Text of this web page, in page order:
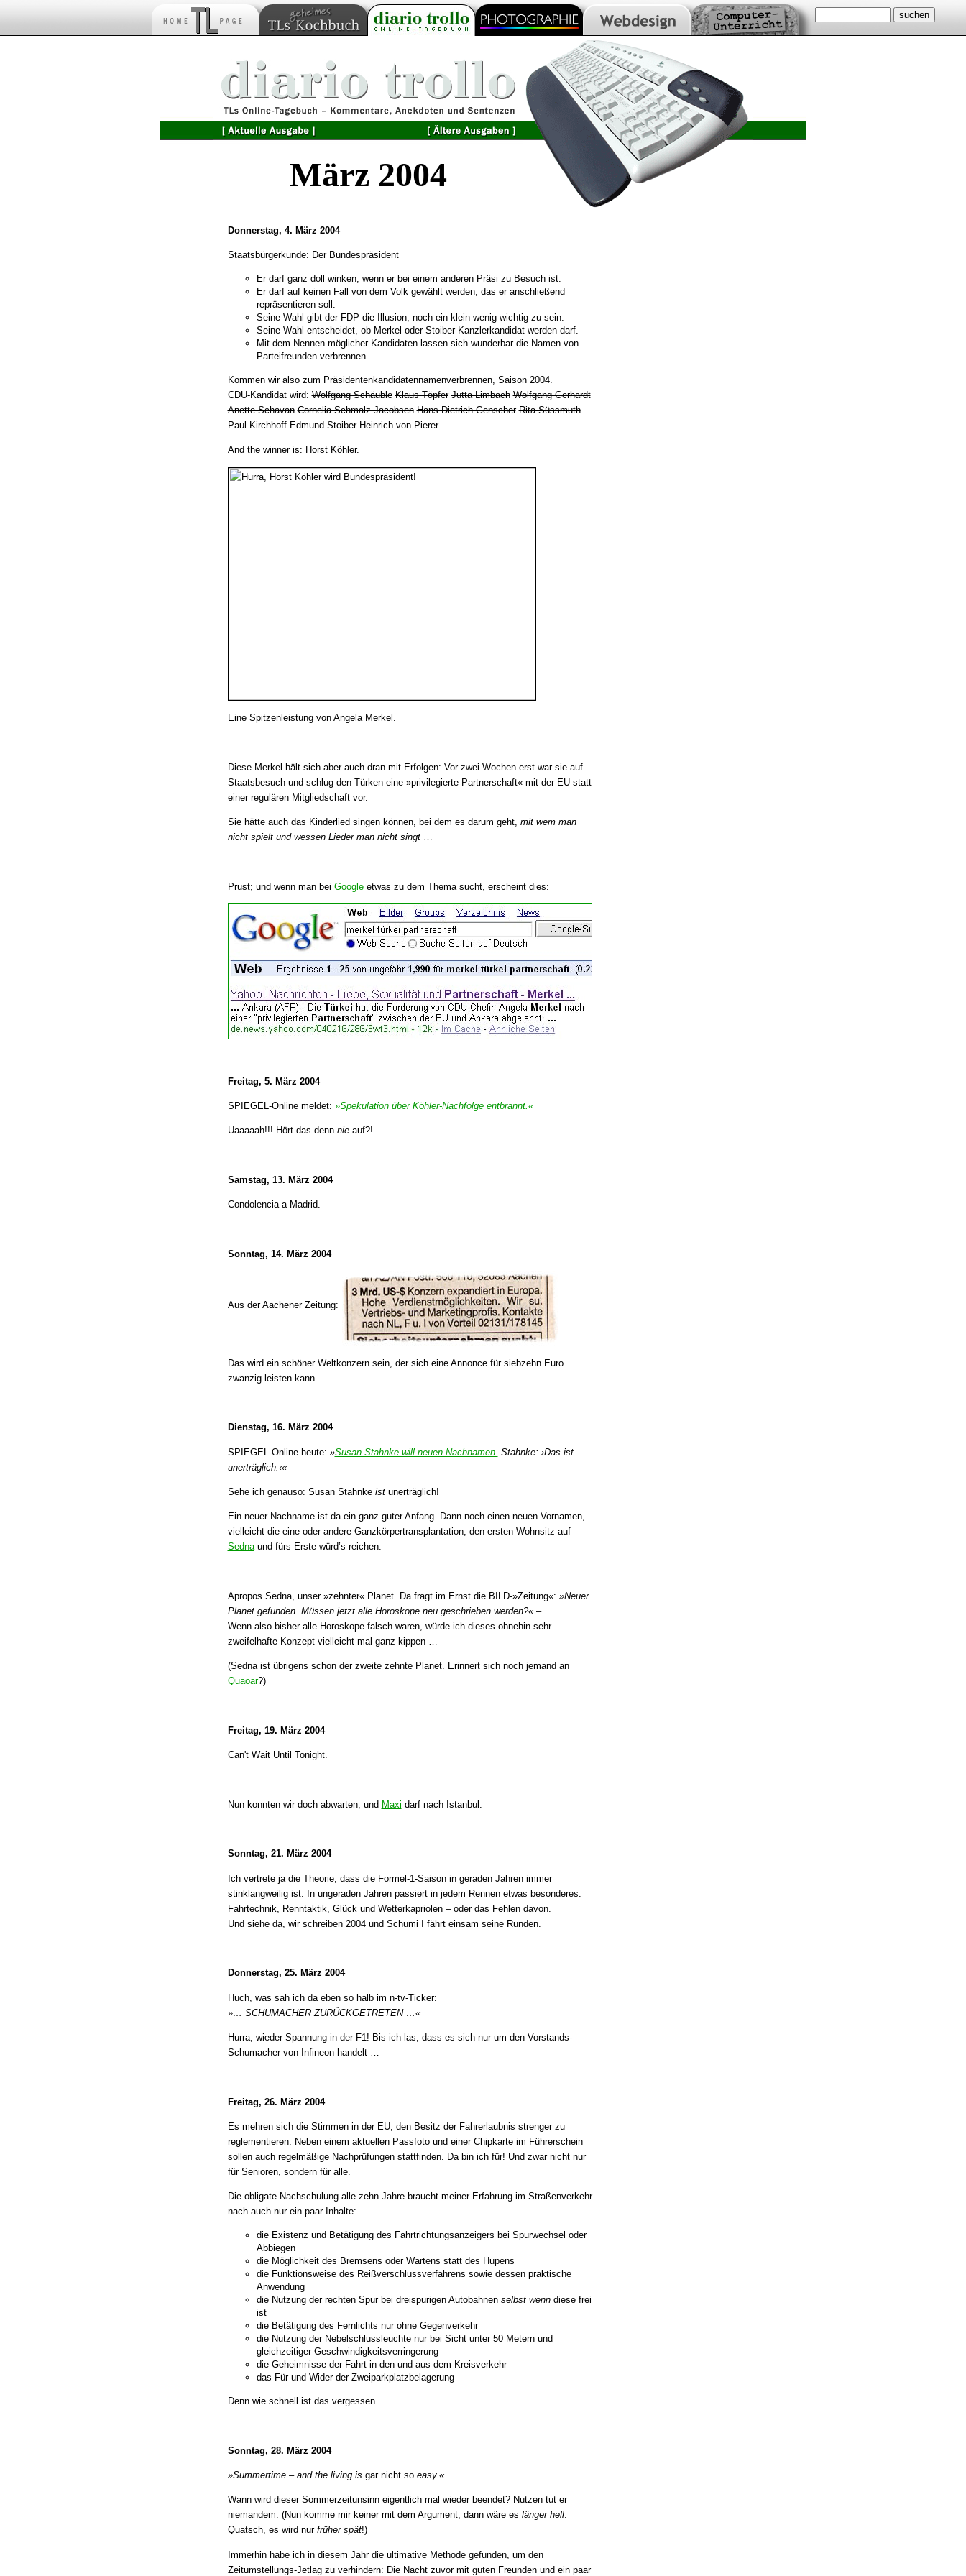
März 2004
Donnerstag, 4. März 2004
Staatsbürgerkunde: Der Bundespräsident
Er darf ganz doll winken, wenn er bei einem anderen Präsi zu Besuch ist.
Er darf auf keinen Fall von dem Volk gewählt werden, das er anschließend
repräsentieren soll.
Seine Wahl gibt der FDP die Illusion, noch ein klein wenig wichtig zu sein.
Seine Wahl entscheidet, ob Merkel oder Stoiber Kanzlerkandidat werden darf.
Mit dem Nennen möglicher Kandidaten lassen sich wunderbar die Namen von
Parteifreunden verbrennen.
Kommen wir also zum Präsidentenkandidatennamenverbrennen, Saison 2004.
CDU-Kandidat wird:Wolfgang Schäuble Klaus Töpfer Jutta Limbach Wolfgang Gerhardt
Anette Schavan Cornelia Schmalz-Jacobsen Hans-Dietrich Genscher Rita Süssmuth
Paul Kirchhoff Edmund Stoiber Heinrich von Pierer
And the winner is: Horst Köhler.
Eine Spitzenleistung von Angela Merkel.
Diese Merkel hält sich aber auch dran mit Erfolgen: Vor zwei Wochen erst war sie auf
Staatsbesuch und schlug den Türken eine »privilegierte Partnerschaft« mit der EU statt
einer regulären Mitgliedschaft vor.
Sie hätte auch das Kinderlied singen können, bei dem es darum geht, mit wem man
nicht spielt und wessen Lieder man nicht singt…
Prust; und wenn man bei Googleetwas zu dem Thema sucht, erscheint dies:
Freitag, 5. März 2004
SPIEGEL-Online meldet: »Spekulation über Köhler-Nachfolge entbrannt.«
Uaaaaah!!! Hört das denn nieauf?!
Samstag, 13. März 2004
Condolencia a Madrid.
Sonntag, 14. März 2004
Aus der Aachener Zeitung:
Das wird ein schöner Weltkonzern sein, der sich eine Annonce für siebzehn Euro
zwanzig leisten kann.
Dienstag, 16. März 2004
SPIEGEL-Online heute: »Susan Stahnke will neuen Nachnamen. Stahnke: ›Das ist
unerträglich.‹«
Sehe ich genauso: Susan Stahnke ist unerträglich!
Ein neuer Nachname ist da ein ganz guter Anfang. Dann noch einen neuen Vornamen,
vielleicht die eine oder andere Ganzkörpertransplantation, den ersten Wohnsitz auf
Sednaund fürs Erste würd’s reichen.
Apropos Sedna, unser »zehnter« Planet. Da fragt im Ernst die BILD-»Zeitung«: »Neuer
Planet gefunden. Müssen jetzt alle Horoskope neu geschrieben werden?«–
Wenn also bisher alle Horoskope falsch waren, würde ich dieses ohnehin sehr
zweifelhafte Konzept vielleicht mal ganz kippen …
(Sedna ist übrigens schon der zweite zehnte Planet. Erinnert sich noch jemand an
Quaoar?)
Freitag, 19. März 2004
Can't Wait Until Tonight.
—
Nun konnten wir doch abwarten, und Maxi darf nach Istanbul.
Sonntag, 21. März 2004
Ich vertrete ja die Theorie, dass die Formel-1-Saison in geraden Jahren immer
stinklangweilig ist. In ungeraden Jahren passiert in jedem Rennen etwas besonderes:
Fahrtechnik, Renntaktik, Glück und Wetterkapriolen – oder das Fehlen davon.
Und siehe da, wir schreiben 2004 und Schumi I fährt einsam seine Runden.
Donnerstag, 25. März 2004
Huch, was sah ich da eben so halb im n-tv-Ticker:
»… SCHUMACHER ZURÜCKGETRETEN …«
Hurra, wieder Spannung in der F1! Bis ich las, dass es sich nur um den Vorstands-
Schumacher von Infineon handelt …
Freitag, 26. März 2004
Es mehren sich die Stimmen in der EU, den Besitz der Fahrerlaubnis strenger zu
reglementieren: Neben einem aktuellen Passfoto und einer Chipkarte im Führerschein
sollen auch regelmäßige Nachprüfungen stattfinden. Da bin ich für! Und zwar nicht nur
für Senioren, sondern für alle.
Die obligate Nachschulung alle zehn Jahre braucht meiner Erfahrung im Straßenverkehr
nach auch nur ein paar Inhalte:
die Existenz und Betätigung des Fahrtrichtungsanzeigers bei Spurwechsel oder
Abbiegen
die Möglichkeit des Bremsens oder Wartens statt des Hupens
die Funktionsweise des Reißverschlussverfahrens sowie dessen praktische
Anwendung
die Nutzung der rechten Spur bei dreispurigen Autobahnen selbst wenn diese frei
ist
die Betätigung des Fernlichts nur ohne Gegenverkehr
die Nutzung der Nebelschlussleuchte nur bei Sicht unter 50 Metern und
gleichzeitiger Geschwindigkeitsverringerung
die Geheimnisse der Fahrt in den und aus dem Kreisverkehr
das Für und Wider der Zweiparkplatzbelagerung
Denn wie schnell ist das vergessen.
Sonntag, 28. März 2004
»Summertime – and the living is gar nicht soeasy.«
Wann wird dieser Sommerzeitunsinn eigentlich mal wieder beendet? Nutzen tut er
niemandem. (Nun komme mir keiner mit dem Argument, dann wäre es länger hell:
Quatsch, es wird nur früher spät!)
Immerhin habe ich in diesem Jahr die ultimative Methode gefunden, um den
Zeitumstellungs-Jetlag zu verhindern: Die Nacht zuvor mit guten Freunden und ein paar